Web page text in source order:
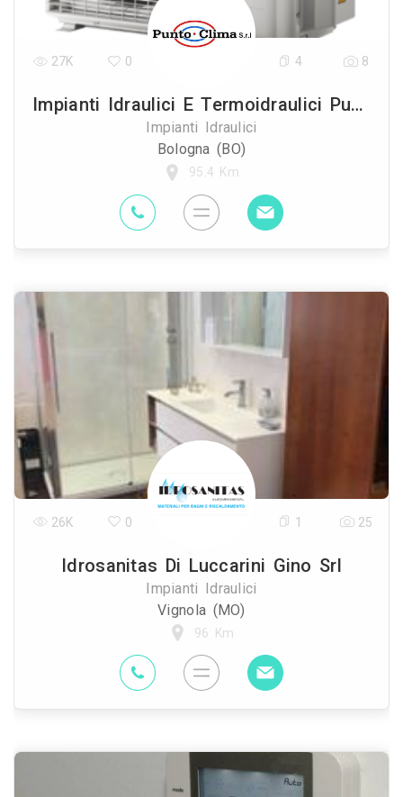
Impianti Idraulici E Termoidraulici Punto Clima
Impianti Idraulici
Bologna (BO)
95.4 Km
27K 0 4 8
Idrosanitas Di Luccarini Gino Srl
Impianti Idraulici
Vignola (MO)
96 Km
26K 0 1 25